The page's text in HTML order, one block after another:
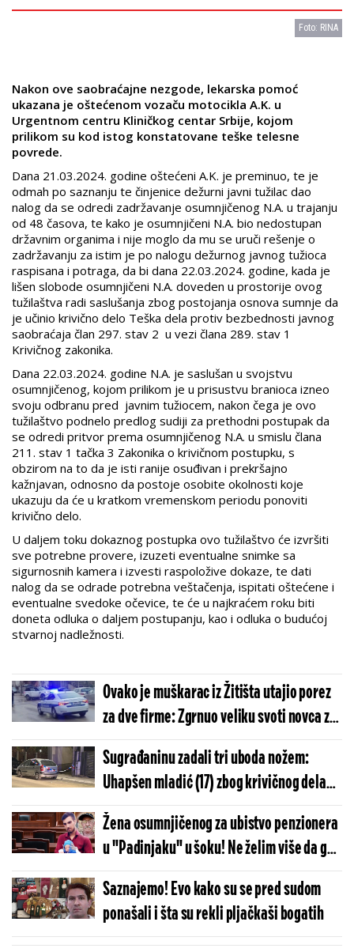
Foto: RINA
Nakon ove saobraćajne nezgode, lekarska pomoć
ukazana je oštećenom vozaču motocikla A.K. u
Urgentnom centru Kliničkog centar Srbije, kojom
prilikom su kod istog konstatovane teške telesne
povrede.
Dana 21.03.2024. godine oštećeni A.K. je preminuo, te je
odmah po saznanju te činjenice dežurni javni tužilac dao
nalog da se odredi zadržavanje osumnjičenog N.A. u trajanju
od 48 časova, te kako je osumnjičeni N.A. bio nedostupan
državnim organima i nije moglo da mu se uruči rešenje o
zadržavanju za istim je po nalogu dežurnog javnog tužioca
raspisana i potraga, da bi dana 22.03.2024. godine, kada je
lišen slobode osumnjičeni N.A. doveden u prostorije ovog
tužilaštva radi saslušanja zbog postojanja osnova sumnje da
je učinio krivično delo Teška dela protiv bezbednosti javnog
saobraćaja član 297. stav 2 u vezi člana 289. stav 1
Krivičnog zakonika.
Dana 22.03.2024. godine N.A. je saslušan u svojstvu
osumnjičenog, kojom prilikom je u prisustvu branioca izneo
svoju odbranu pred javnim tužiocem, nakon čega je ovo
tužilaštvo podnelo predlog sudiji za prethodni postupak da
se odredi pritvor prema osumnjičenog N.A. u smislu člana
211. stav 1 tačka 3 Zakonika o krivičnom postupku, s
obzirom na to da je isti ranije osuđivan i prekršajno
kažnjavan, odnosno da postoje osobite okolnosti koje
ukazuju da će u kratkom vremenskom periodu ponoviti
krivično delo.
U daljem toku dokaznog postupka ovo tužilaštvo će izvršiti
sve potrebne provere, izuzeti eventualne snimke sa
sigurnosnih kamera i izvesti raspoložive dokaze, te dati
nalog da se odrade potrebna veštačenja, ispitati oštećene i
eventualne svedoke očevice, te će u najkraćem roku biti
doneta odluka o daljem postupanju, kao i odluka o budućoj
stvarnoj nadležnosti.
Ovako je muškarac iz Žitišta utajio porez
za dve firme: Zgrnuo veliku svoti novca za
svega četiri meseca
Sugrađaninu zadali tri uboda nožem:
Uhapšen mladić (17) zbog krivičnog dela
ubistva u pokušaju
Žena osumnjičenog za ubistvo penzionera
u "Padinjaku" u šoku! Ne želim više da ga
vidim, nek robija, zaslužio je
Saznajemo! Evo kako su se pred sudom
ponašali i šta su rekli pljačkaši bogatih